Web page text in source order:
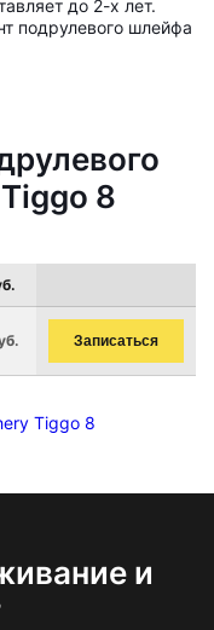
до 2-х лет.
подрулевого шлейфа
8
Записаться
Tiggo 8
и